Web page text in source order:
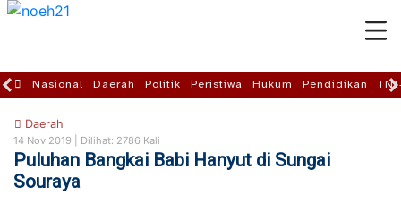
Nasional Daerah Politik Peristiwa Hukum Pendidikan
Daerah
14 Nov 2019 | Dilihat: 2786 Kali
Puluhan Bangkai Babi Hanyut di Sungai
Souraya